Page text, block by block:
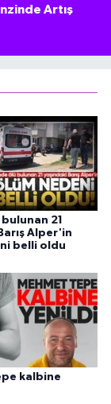
Artış
21
Alper'in
belli oldu
kalbine